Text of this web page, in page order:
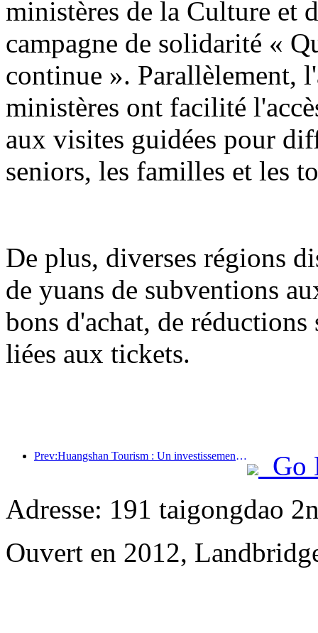
ministères de la Culture et
campagne de solidarité «
continue ». Parallèlement,
ministères ont facilité
aux visites guidées pour
seniors, les familles et les
De plus, diverses régions
de yuans de subventions
bons d'achat, de
liées aux tickets.
Prev:Huangshan Tourism : Un investissement de 530 millions de yuans est prévu pour la rénovation des hôtels.
Go
Adresse: 191 taigongdao
Ouvert en 2012,